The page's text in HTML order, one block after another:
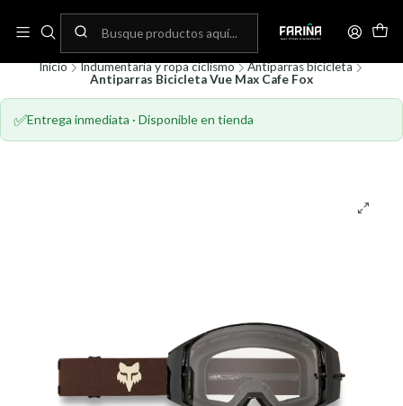
Envíos gratis por compras sobre 80.000! (No aplica para bicicletas)
Inicio Indumentaria y ropa ciclismo
Antiparras bicicleta
Antiparras Bicicleta Vue Max Cafe Fox
✅Entrega inmediata · Disponible en tienda